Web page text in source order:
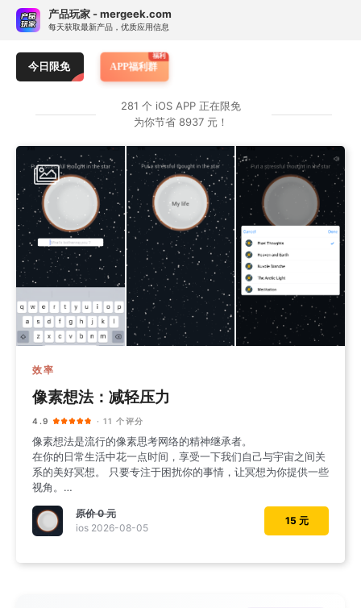
产品玩家 - mergeek.com
每天获取最新产品，优质应用信息
Follow - 产品限免情报
追踪应用游戏价格波动并提醒
Skip
content
订阅热门 APP 限免提醒
仅应用
原价： > ￥1 ≥ ¥25 ≥ ¥40 任何
订阅专属 APP 限免提醒
暂无专属限免 APP 订阅，前往服务号 mergeek 添加
今日限免 APP福利群
281 个 iOS APP 正在限免
为你节省 8937 元！
效率
像素想法：减轻压力
4.9 · 11 个评分
像素想法是流行的像素思考网络的精神继承者。
在你的日常生活中花一点时间，享受一下我们自己与宇宙之间关
系的美好冥想。 只要专注于困扰你的事情，让冥想为你提供一些
视角。
推荐使用耳机。
原价0 元
ios 2026-08-05
15 元